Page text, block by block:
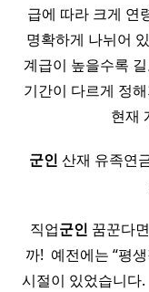
급에 따라 크게 연
명확하게 나뉘어
계급이 높을수록
기간이 다르게 정
현재
군인 산재 유족연
직업군인 꿈꾼다
까! ​ 예전에는 “평
시절이 있었습니다